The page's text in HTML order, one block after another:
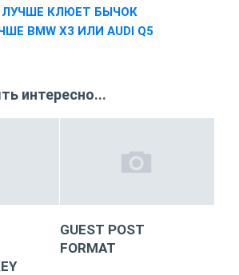
ЛУЧШЕ КЛЮЕТ БЫЧОК
BMW X3 ИЛИ AUDI Q5
интересно...
GUEST POST
FORMAT